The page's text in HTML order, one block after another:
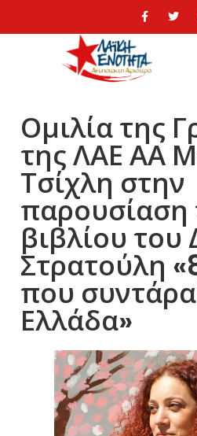
Ομιλία της
της ΛΑΕ ΑΑ
Τσίχλη στην
παρουσίαση
βιβλίου
Στρατούλη
που
Ελλάδα»